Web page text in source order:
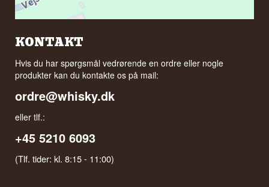
KONTAKT
Hvis du har spørgsmål vedrørende en ordre eller nogle
produkter kan du kontakte os på mail:
ordre@whisky.dk
eller tlf.:
+45 5210 6093
(Tlf. tider: kl. 8:15 - 11:00)